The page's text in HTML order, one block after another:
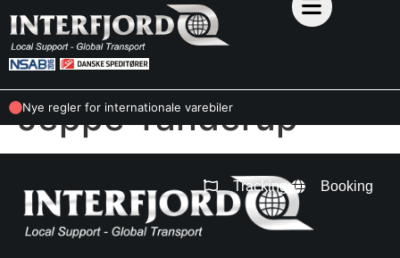
Nye regler for internationale varebiler
Jeppe Tanderup
Tracking Booking